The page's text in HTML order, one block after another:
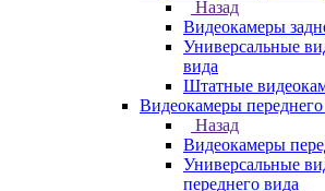
Назад
Видеокамеры
Универсальные
вида
Штатные
Видеокамеры переднего
Назад
Видеокамеры
Универсальные
переднего вида